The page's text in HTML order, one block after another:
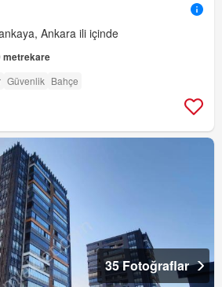
Ankara ili içinde
metrekare
Güvenlik Bahçe
35 Fotoğraflar